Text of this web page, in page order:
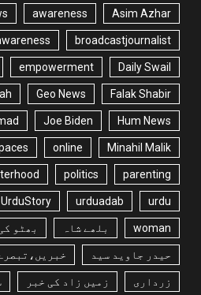
Asim Azhar
awareness
broadcastjournalist
Daily Swail
empowerment
Falak Shabir
Geo News
Hum News
Joe Biden
Minahil Malik
online
parenting
politics
urdu
urduadab
UrduStory
woman بلھے شاہ بھٹو
حیدر جاوید سید
زرداری زمیں زاد کی خبر